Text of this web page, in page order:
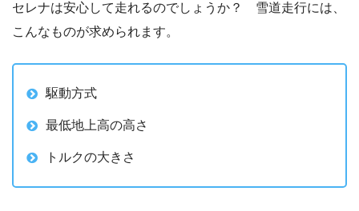
セレナは安心して走れるのでしょうか？ 雪道走行には、
こんなものが求められます。
駆動方式
最低地上高の高さ
トルクの大きさ